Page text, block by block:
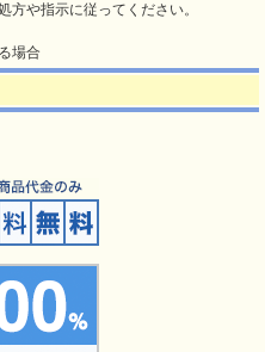
方や指示に従ってください。
場合